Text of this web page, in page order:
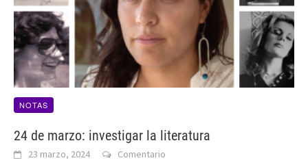
NOTAS
24 de marzo: investigar la literatura
23 marzo, 2024 Comentario